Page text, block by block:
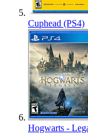
Cuphead (PS4)
Hogwarts -